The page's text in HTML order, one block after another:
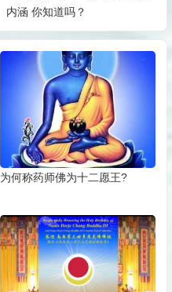
内涵 你知道吗？
为何称药师佛为十二愿王?